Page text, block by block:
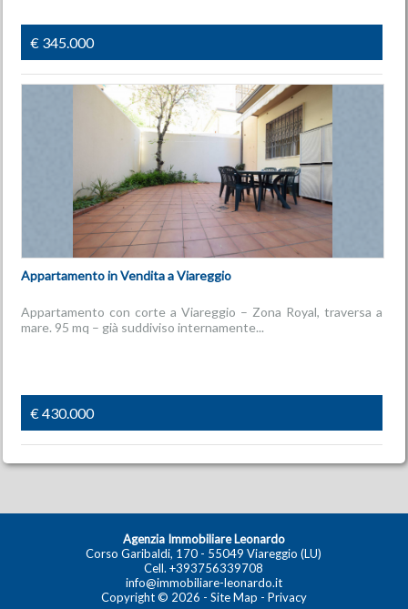
€ 345.000
Appartamento in Vendita a Viareggio
Appartamento con corte a Viareggio – Zona Royal, traversa a
mare. 95 mq – già suddiviso internamente...
€ 430.000
Agenzia Immobiliare Leonardo
Corso Garibaldi, 170 - 55049 Viareggio (LU)
Cell.+393756339708
info@immobiliare-leonardo.it
Copyright © 2026 - Site Map - Privacy